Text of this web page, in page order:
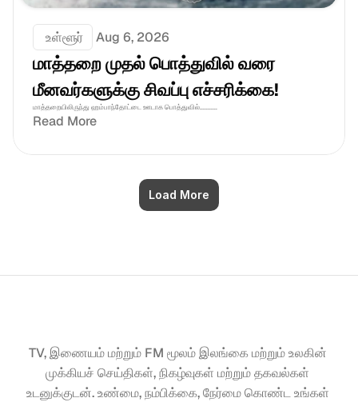
உள்ளூர் Aug 6, 2026
மாத்தறை முதல் பொத்துவில் வரை
மீனவர்களுக்கு சிவப்பு எச்சரிக்கை!
மாத்தறையிலிருந்து ஹம்பாந்தோட்டை ஊடாக பொத்துவில்...........
Read More
Load More
TV, இணையம் மற்றும் FM மூலம் இலங்கை மற்றும் உலகின்
முக்கியச் செய்திகள், நிகழ்வுகள் மற்றும் தகவல்கள்
உடனுக்குடன். உண்மை, நம்பிக்கை, நேர்மை கொண்ட உங்கள்